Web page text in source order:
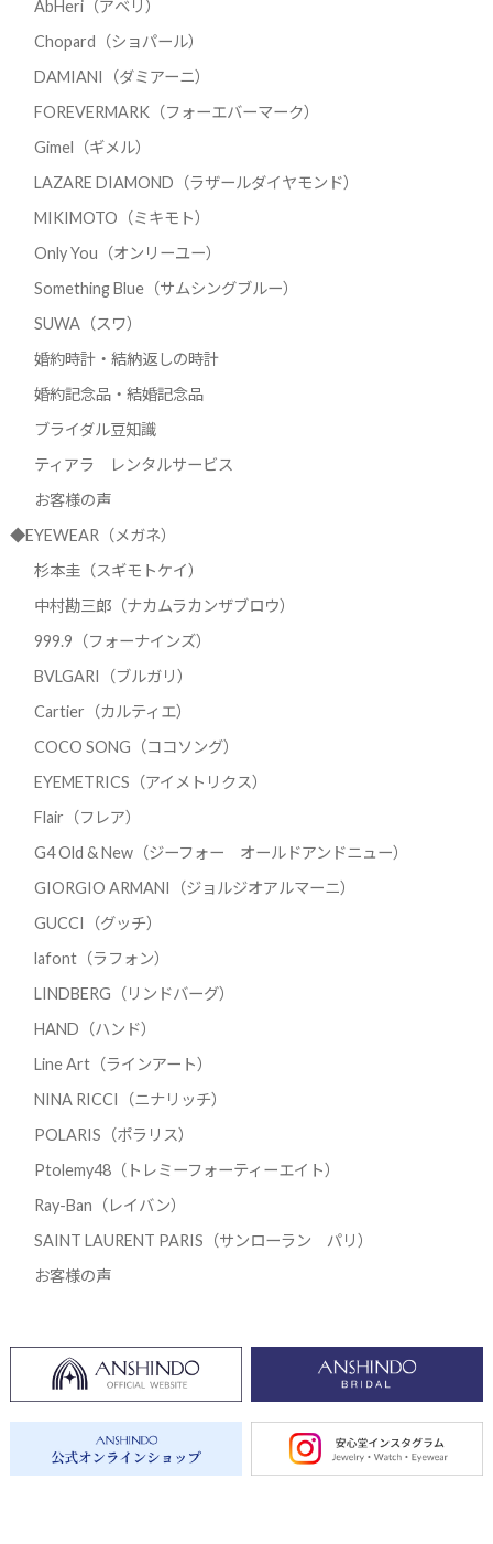
AbHeri（アベリ）
Chopard（ショパール）
DAMIANI（ダミアーニ）
FOREVERMARK（フォーエバーマーク）
Gimel（ギメル）
LAZARE DIAMOND（ラザールダイヤモンド）
MIKIMOTO（ミキモト）
Only You（オンリーユー）
Something Blue（サムシングブルー）
SUWA（スワ）
婚約時計・結納返しの時計
婚約記念品・結婚記念品
ブライダル豆知識
ティアラ レンタルサービス
お客様の声
◆EYEWEAR（メガネ）
杉本圭（スギモトケイ）
中村勘三郎（ナカムラカンザブロウ）
999.9（フォーナインズ）
BVLGARI（ブルガリ）
Cartier（カルティエ）
COCO SONG（ココソング）
EYEMETRICS（アイメトリクス）
Flair（フレア）
G4 Old & New（ジーフォー オールドアンドニュー）
GIORGIO ARMANI（ジョルジオアルマーニ）
GUCCI（グッチ）
lafont（ラフォン）
LINDBERG（リンドバーグ）
HAND（ハンド）
Line Art（ラインアート）
NINA RICCI（ニナリッチ）
POLARIS（ポラリス）
Ptolemy48（トレミーフォーティーエイト）
Ray-Ban（レイバン）
SAINT LAURENT PARIS（サンローラン パリ）
お客様の声